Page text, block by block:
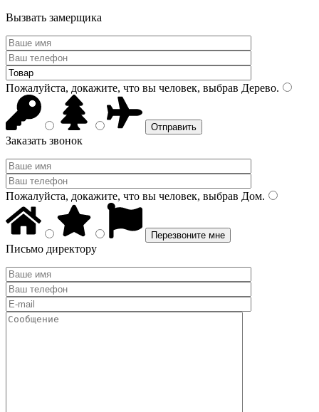
Вызвать замерщика
Пожалуйста, докажите, что вы человек, выбрав Дерево.
Заказать звонок
Пожалуйста, докажите, что вы человек, выбрав Дом.
Письмо директору